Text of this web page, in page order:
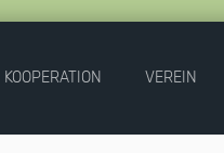
KOOPERATION VEREIN